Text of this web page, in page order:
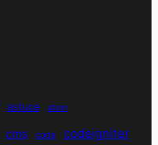
astuce atom
cms coda codeigniter